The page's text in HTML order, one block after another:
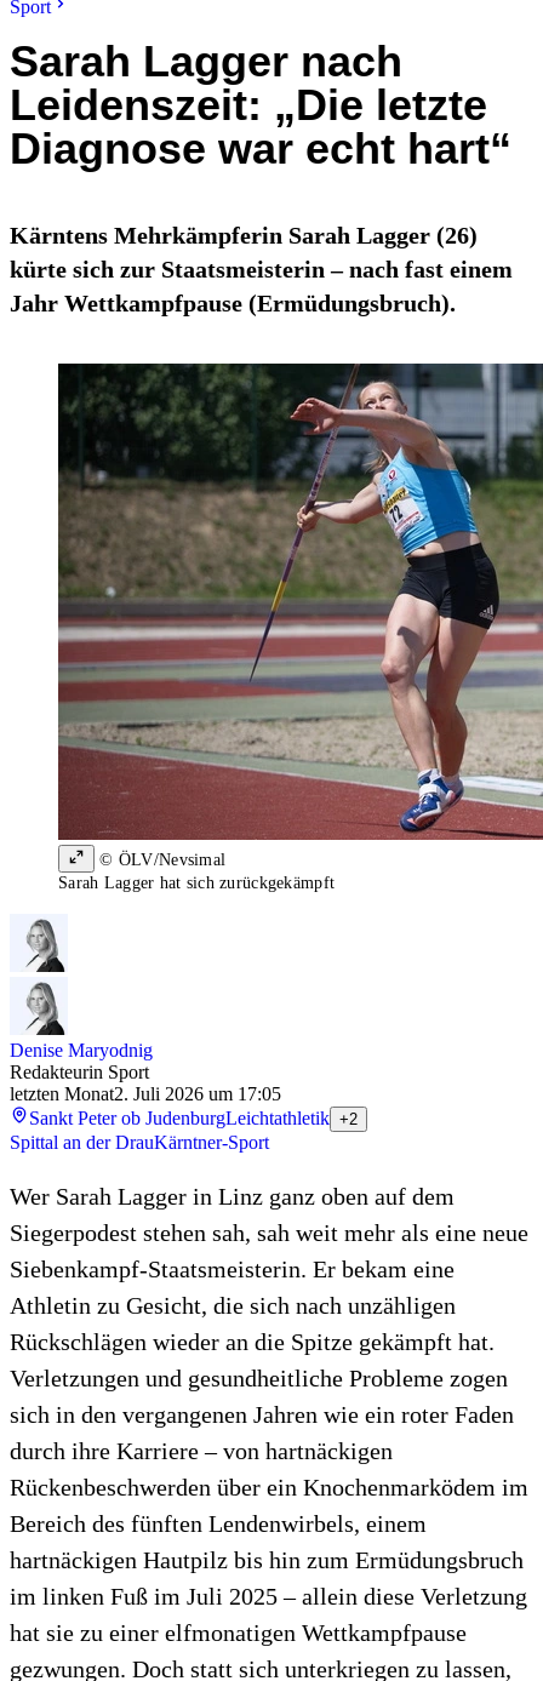
Sport
Sarah Lagger nach
Leidenszeit: „Die letzte
Diagnose war echt hart“
Kärntens Mehrkämpferin Sarah Lagger (26)
kürte sich zur Staatsmeisterin – nach fast einem
Jahr Wettkampfpause (Ermüdungsbruch).
© ÖLV/Nevsimal
Sarah Lagger hat sich zurückgekämpft
Denise Maryodnig
Redakteurin Sport
letzten Monat2. Juli 2026 um 17:05
Sankt Peter ob JudenburgLeichtathletik +2
Spittal an der DrauKärntner-Sport
Wer Sarah Lagger in Linz ganz oben auf dem
Siegerpodest stehen sah, sah weit mehr als eine neue
Siebenkampf-Staatsmeisterin. Er bekam eine
Athletin zu Gesicht, die sich nach unzähligen
Rückschlägen wieder an die Spitze gekämpft hat.
Verletzungen und gesundheitliche Probleme zogen
sich in den vergangenen Jahren wie ein roter Faden
durch ihre Karriere – von hartnäckigen
Rückenbeschwerden über ein Knochenmarködem im
Bereich des fünften Lendenwirbels, einem
hartnäckigen Hautpilz bis hin zum Ermüdungsbruch
im linken Fuß im Juli 2025 – allein diese Verletzung
hat sie zu einer elfmonatigen Wettkampfpause
gezwungen. Doch statt sich unterkriegen zu lassen,